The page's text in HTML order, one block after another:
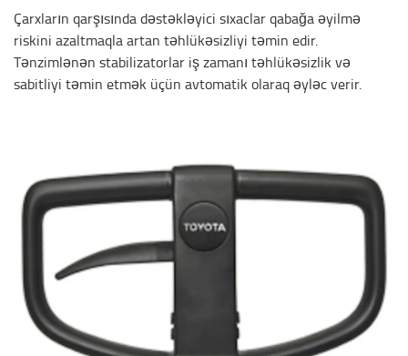
Çarxların qarşısında dəstəkləyici sıxaclar qabağa əyilmə
riskini azaltmaqla artan təhlükəsizliyi təmin edir.
Tənzimlənən stabilizatorlar iş zamanı təhlükəsizlik və
sabitliyi təmin etmək üçün avtomatik olaraq əyləc verir.